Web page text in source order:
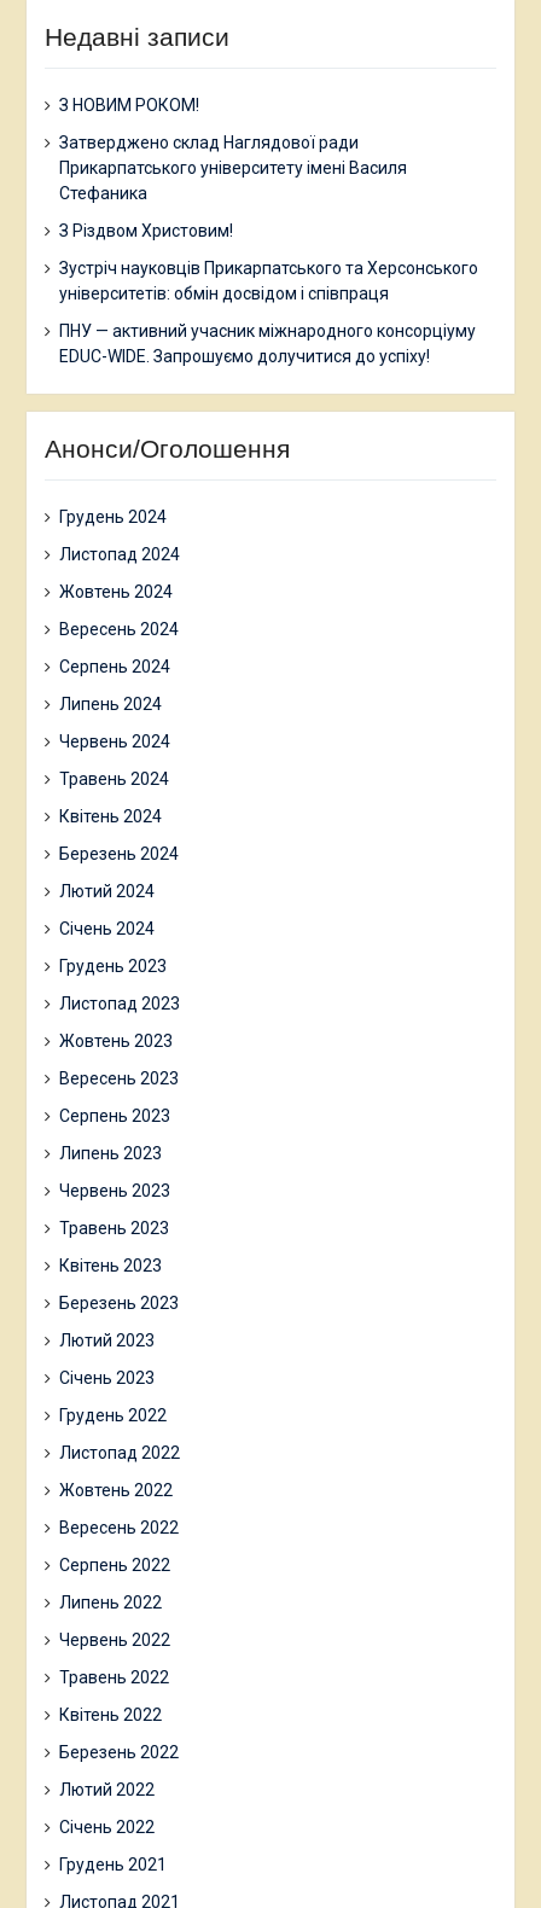
Недавні записи
З НОВИМ РОКОМ!
Затверджено склад Наглядової ради
Прикарпатського університету імені Василя
Стефаника
З Різдвом Христовим!
Зустріч науковців Прикарпатського та Херсонського
університетів: обмін досвідом і співпраця
ПНУ — активний учасник міжнародного консорціуму
EDUC-WIDE. Запрошуємо долучитися до успіху!
Анонси/Оголошення
Грудень 2024
Листопад 2024
Жовтень 2024
Вересень 2024
Серпень 2024
Липень 2024
Червень 2024
Травень 2024
Квітень 2024
Березень 2024
Лютий 2024
Січень 2024
Грудень 2023
Листопад 2023
Жовтень 2023
Вересень 2023
Серпень 2023
Липень 2023
Червень 2023
Травень 2023
Квітень 2023
Березень 2023
Лютий 2023
Січень 2023
Грудень 2022
Листопад 2022
Жовтень 2022
Вересень 2022
Серпень 2022
Липень 2022
Червень 2022
Травень 2022
Квітень 2022
Березень 2022
Лютий 2022
Січень 2022
Грудень 2021
Листопад 2021